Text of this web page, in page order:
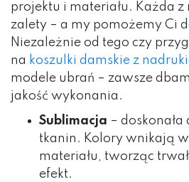
projektu i materiału. Każda z
zalety – a my pomożemy Ci
Niezależnie od tego czy
na koszulki damskie z
modele ubrań – zawsze
jakość wykonania.
Sublimacja –
tkanin. Kolory wnikają
materiału, tworząc
efekt.